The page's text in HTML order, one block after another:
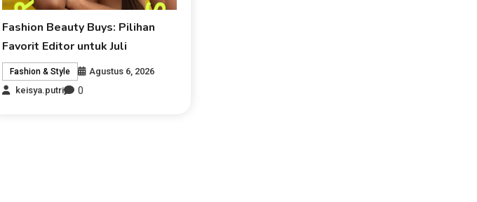
Fashion Beauty Buys: Pilihan
Favorit Editor untuk Juli
Fashion & Style
Agustus 6, 2026
keisya.putri
0